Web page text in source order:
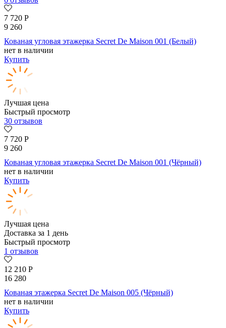
7 720 Р
9 260
Кованая угловая этажерка Secret De Maison 001 (Белый)
нет в наличии
Купить
Лучшая цена
Быстрый просмотр
30 отзывов
7 720 Р
9 260
Кованая угловая этажерка Secret De Maison 001 (Чёрный)
нет в наличии
Купить
Лучшая цена
Доставка за 1 день
Быстрый просмотр
1 отзывов
12 210 Р
16 280
Кованая этажерка Secret De Maison 005 (Чёрный)
нет в наличии
Купить